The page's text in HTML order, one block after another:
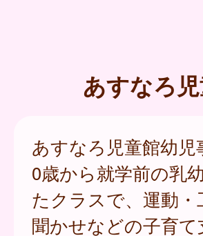
あすなろ
あすなろ児童館幼児
0歳から就学前の乳
たクラスで、運動
聞かせなどの子育